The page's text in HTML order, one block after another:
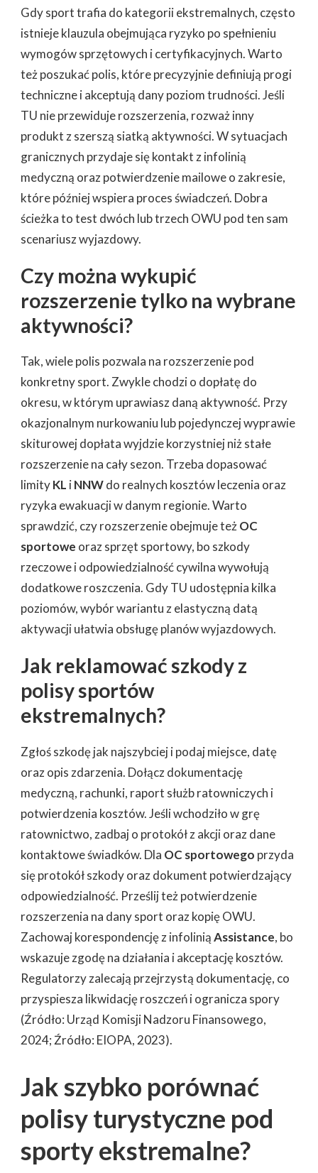
Gdy sport trafia do kategorii ekstremalnych, często
istnieje klauzula obejmująca ryzyko po spełnieniu
wymogów sprzętowych i certyfikacyjnych. Warto
też poszukać polis, które precyzyjnie definiują progi
techniczne i akceptują dany poziom trudności. Jeśli
TU nie przewiduje rozszerzenia, rozważ inny
produkt z szerszą siatką aktywności. W sytuacjach
granicznych przydaje się kontakt z infolinią
medyczną oraz potwierdzenie mailowe o zakresie,
które później wspiera proces świadczeń. Dobra
ścieżka to test dwóch lub trzech OWU pod ten sam
scenariusz wyjazdowy.
Czy można wykupić
rozszerzenie tylko na wybrane
aktywności?
Tak, wiele polis pozwala na rozszerzenie pod
konkretny sport. Zwykle chodzi o dopłatę do
okresu, w którym uprawiasz daną aktywność. Przy
okazjonalnym nurkowaniu lub pojedynczej wyprawie
skiturowej dopłata wyjdzie korzystniej niż stałe
rozszerzenie na cały sezon. Trzeba dopasować
limityKL iNNWdo realnych kosztów leczenia oraz
ryzyka ewakuacji w danym regionie. Warto
sprawdzić, czy rozszerzenie obejmuje teżOC
sportowe oraz sprzęt sportowy, bo szkody
rzeczowe i odpowiedzialność cywilna wywołują
dodatkowe roszczenia. Gdy TU udostępnia kilka
poziomów, wybór wariantu z elastyczną datą
aktywacji ułatwia obsługę planów wyjazdowych.
Jak reklamować szkody z
polisy sportów
ekstremalnych?
Zgłoś szkodę jak najszybciej i podaj miejsce, datę
oraz opis zdarzenia. Dołącz dokumentację
medyczną, rachunki, raport służb ratowniczych i
potwierdzenia kosztów. Jeśli wchodziło w grę
ratownictwo, zadbaj o protokół z akcji oraz dane
kontaktowe świadków. Dla OC sportowego przyda
się protokół szkody oraz dokument potwierdzający
odpowiedzialność. Prześlij też potwierdzenie
rozszerzenia na dany sport oraz kopię OWU.
Zachowaj korespondencję z infoliniąAssistance, bo
wskazuje zgodę na działania i akceptację kosztów.
Regulatorzy zalecają przejrzystą dokumentację, co
przyspiesza likwidację roszczeń i ogranicza spory
(Źródło: Urząd Komisji Nadzoru Finansowego,
2024; Źródło: EIOPA, 2023).
Jak szybko porównać
polisy turystyczne pod
sporty ekstremalne?